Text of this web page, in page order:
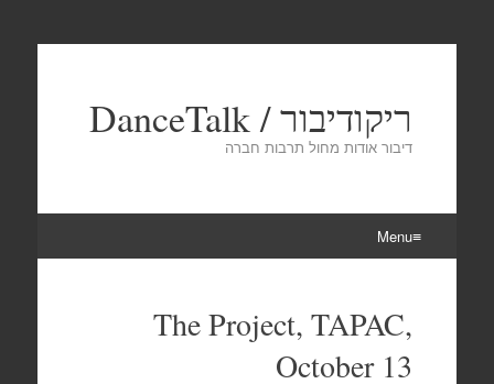
ריקודיבור / DanceTalk
דיבור אודות מחול תרבות חברה
Menu
content
The Project, TAPAC,
October 13